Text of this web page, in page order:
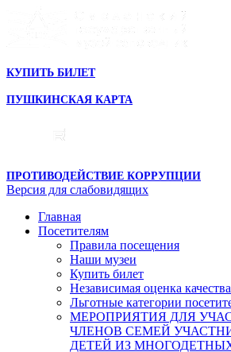
КУПИТЬ БИЛЕТ
ПУШКИНСКАЯ КАРТА
ПРОТИВОДЕЙСТВИЕ КОРРУПЦИИ
Версия для слабовидящих
Главная
Посетителям
Правила посещения
Наши музеи
Купить билет
Независимая оценка качества
Льготные категории
МЕРОПРИЯТИЯ ДЛЯ
ЧЛЕНОВ СЕМЕЙ
ДЕТЕЙ ИЗ